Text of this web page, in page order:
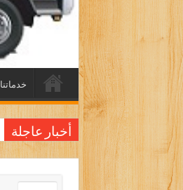
خدماتنا
أخبار عاجلة